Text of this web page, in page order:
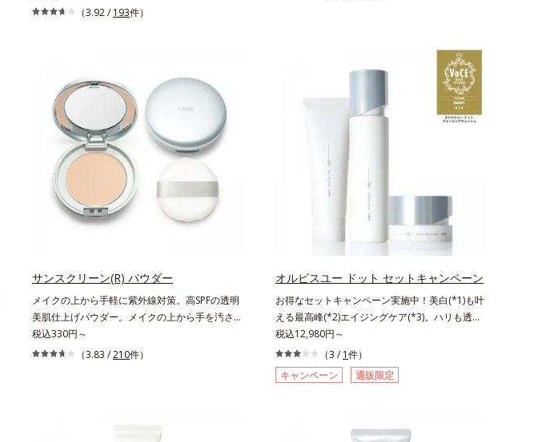
齢印象研究に基づいた肌サイエンスで、複合的な
す。* 肌にハリを与え若々しい印象
（3.92 / 193件）
ローチする持続型トリプルアミノ酸(*4)を配合。
もともと体内にあるアミノ酸は異物として排出さ
れにくく、肌にとどまってうるおいを蓄えてくれ
ます。刺激を受けやすくなった角層をうるおいで
満たし、脱・敏感肌を目指します。無油分・無着
底的に肌に寄り添います。*1 乾燥と敏感をくり
返すこと*2 敏感肌対象連用テスト済（すべての
乾燥して敏感に感じやすい状態のこと*4 発酵ア
ミノ酸（ポリグルタミン酸）配合＝乾燥を防ぎ、
うるおいに満ちた肌へ導く保湿成分、植物由来ア
ミノ酸（エルゴチオネイン）配合＝肌を整え、す
クトイン）配合＝乱れた角層にうるおいを与え、
肌荒れを防ぐ保湿成分*5 ウォッシュを除くLM＝
さっぱり高保湿タイプ（脂性肌～普通肌）RM＝
しっとり高保湿タイプ（普通肌～超乾性肌）
サンスクリーン(R) パウダー
メイクの上から手軽に紫外線対策。高SPFの透明
美肌仕上げパウダー。メイクの上から手を汚さず
に紫外線対策ができるUVカットパウダーで
す。“素肌のようななめらかな軽さ”と“高いUVカ
らも、素肌のような透明美肌を叶える秘密は「ス
税込330円～
（3.83 /210件）
オルビスユー ドット セットキャンペーン
お得なセットキャンペーン実施中！美白(*1)も叶
える最高峰(*2)エイジングケア(*3)。ハリも透明
感(*4)も結果主義。年齢サイン(*5)の因子に着目
した肌科学エイジングケア(*3)シリーズ。オルビ
スユー ドットシリーズは、年齢による肌悩み一
つ一つを対処するのではなく、肌で起きているこ
ない状態である「ハリのなさ」や、くすみ(*6)な
税込12,980円～
（3 / 1件）
キャンペーン
通販限定